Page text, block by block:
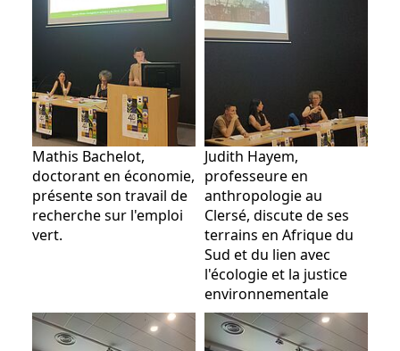
Mathis Bachelot,
doctorant en économie,
présente son travail de
recherche sur l'emploi
vert.
Judith Hayem,
professeure en
anthropologie au
Clersé, discute de ses
terrains en Afrique du
Sud et du lien avec
l'écologie et la justice
environnementale